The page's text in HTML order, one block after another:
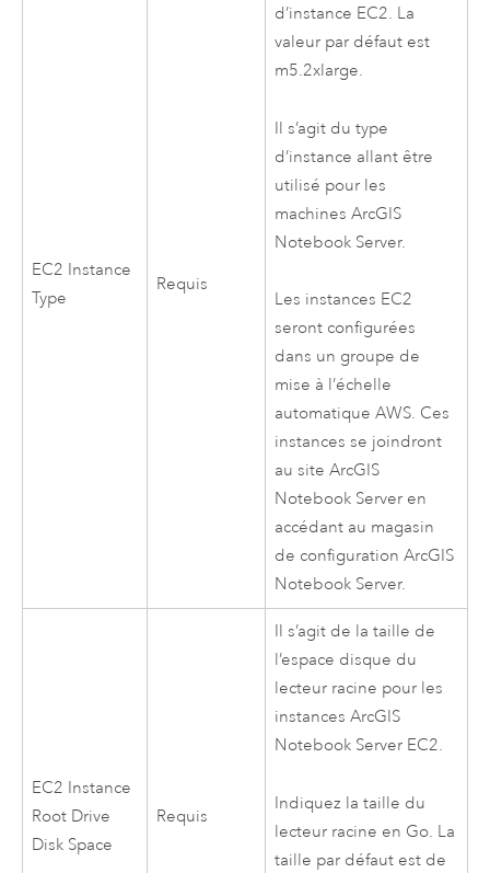
EC2 Instance
Type
Requis
d’instance EC2. La
valeur par défaut est
m5.2xlarge.
Il s’agit du type
d’instance allant être
utilisé pour les
machinesArcGIS
Notebook Server.
Les instances EC2
seront configurées
dans un groupe de
mise à l’échelle
automatiqueAWS. Ces
instances se joindront
au siteArcGIS
Notebook Server en
accédant au magasin
de configurationArcGIS
Notebook Server.
EC2 Instance
Root Drive
Disk Space
Requis
Il s’agit de la taille de
l’espace disque du
lecteur racine pour les
instancesArcGIS
Notebook Server EC2.
Indiquez la taille du
lecteur racine en Go. La
taille par défaut est de